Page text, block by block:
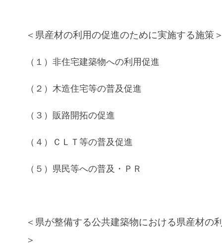
＜県産材の利用の促進のために実施する施策
（１）非住宅建築物への利用促進
（２）木造住宅等の普及促進
（３）販路開拓の促進
（４）ＣＬＴ等の普及促進
（５）県民等への普及・ＰＲ
＜県が整備する公共建築物における県産材の
＞